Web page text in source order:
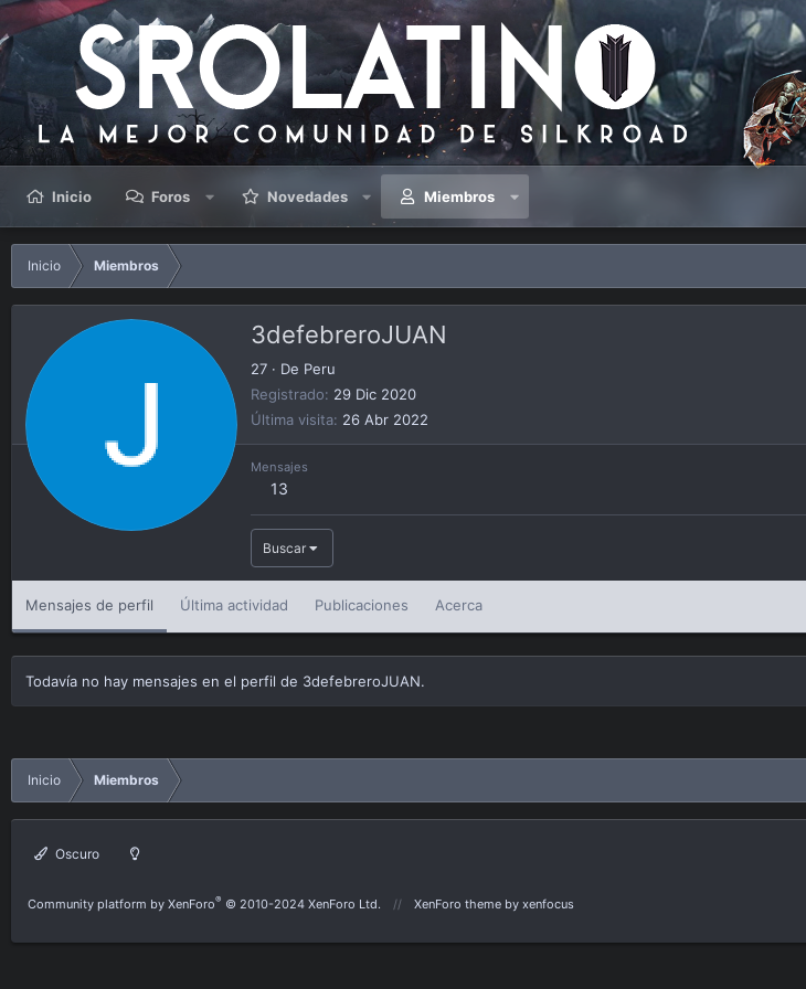
Inicio Foros Novedades Miembros
Inicio Miembros
3defebreroJUAN
27 · De Peru
Registrado
29 Dic 2020
Última visita 26 Abr 2022
Mensajes
13
Buscar
Mensajes de perfil Última actividad Publicaciones Acerca
Todavía no hay mensajes en el perfil de 3defebreroJUAN.
Inicio Miembros
Oscuro
Community platform by XenForo® © 2010-2024 XenForo Ltd. XenForo theme by xenfocus